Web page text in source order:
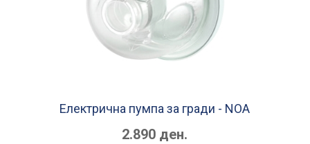
Електрична пумпа за гради - NOA
2.890 ден.